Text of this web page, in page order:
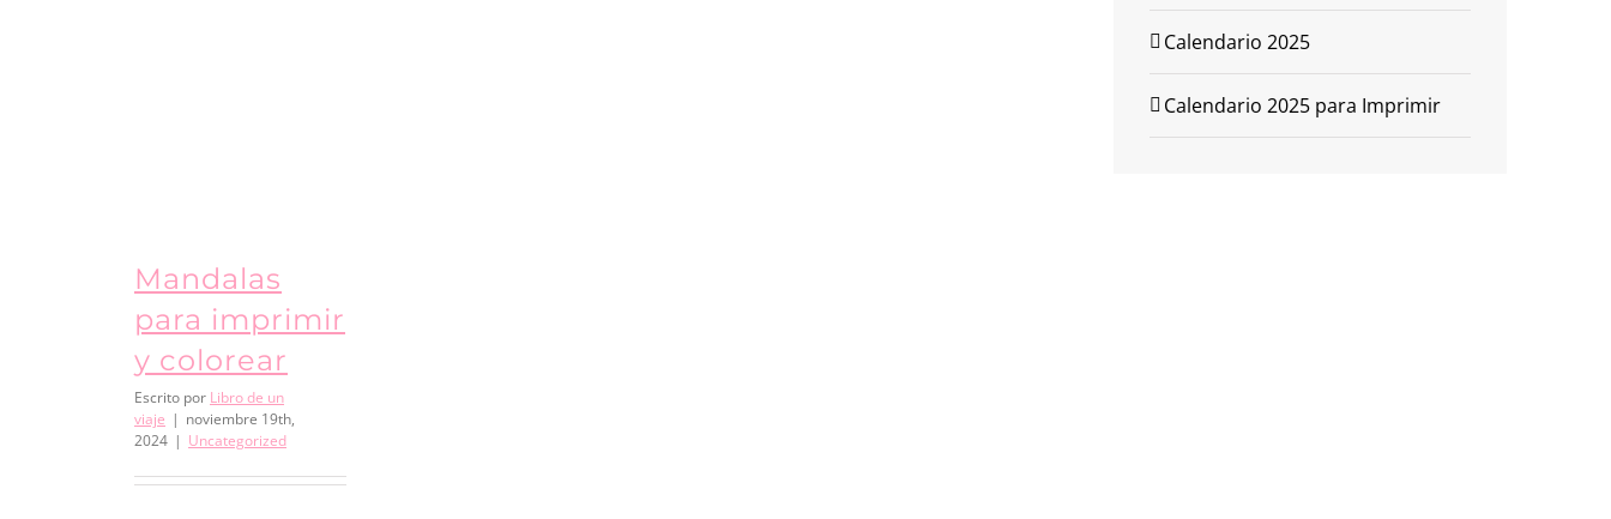
Mandalas
para imprimir
y colorear
Escrito por Libro de un
viaje | noviembre 19th,
2024 | Uncategorized
Calendario 2025
Calendario 2025 para Imprimir